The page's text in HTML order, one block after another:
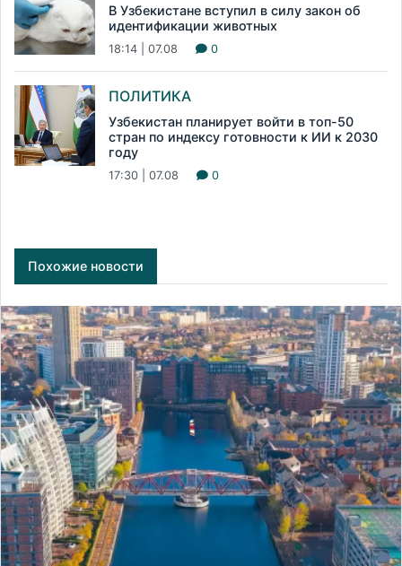
В Узбекистане вступил в силу закон об
идентификации животных
18:14 | 07.08 0
ПОЛИТИКА
Узбекистан планирует войти в топ-50
стран по индексу готовности к ИИ к 2030
году
17:30 | 07.08 0
Похожие новости